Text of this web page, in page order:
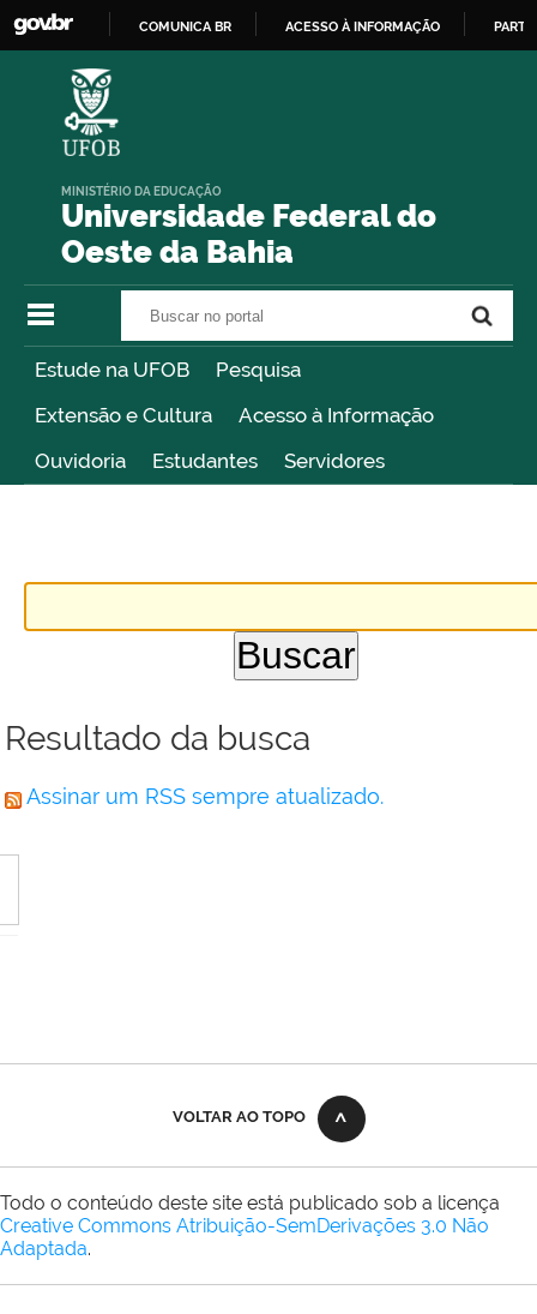
COMUNICA BR ACESSO À INFORMAÇÃO
Universidade Federal do
Oeste da Bahia
MINISTÉRIO DA EDUCAÇÃO
Estude na UFOB
Pesquisa
Extensão e Cultura
Acesso à Informação
Ouvidoria
Estudantes Servidores
Resultado da busca
Assinar um RSS sempre atualizado.
VOLTAR AO TOPO
Todo o conteúdo deste site está publicado sob a licença
Creative Commons Atribuição-SemDerivações 3.0 Não
Adaptada.